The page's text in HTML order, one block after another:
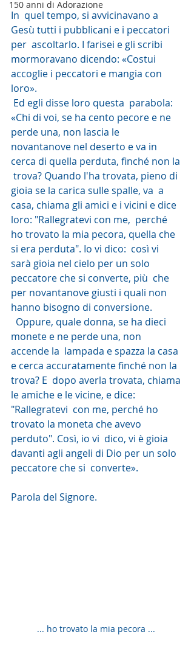
150 anni di Adorazione
In  quel tempo, si avvicinavano a
Gesù tutti i pubblicani e i peccatori
per  ascoltarlo. I farisei e gli scribi
mormoravano dicendo: «Costui
accoglie i peccatori e mangia con
loro».
«Chi di voi, se ha cento pecore e ne
perde una, non lascia le
novantanove nel deserto e va in
cerca di quella perduta, finché non la
trova? Quando l'ha trovata, pieno di
gioia se la carica sulle spalle, va  a
casa, chiama gli amici e i vicini e dice
loro: "Rallegratevi con me,  perché
ho trovato la mia pecora, quella che
si era perduta". Io vi dico:  così vi
sarà gioia nel cielo per un solo
peccatore che si converte, più  che
per novantanove giusti i quali non
hanno bisogno di conversione.
monete e ne perde una, non
accende la  lampada e spazza la casa
e cerca accuratamente finché non la
trova? E  dopo averla trovata, chiama
le amiche e le vicine, e dice:
"Rallegratevi  con me, perché ho
trovato la moneta che avevo
perduto". Così, io vi  dico, vi è gioia
davanti agli angeli di Dio per un solo
peccatore che si  converte».
Parola del Signore.
... ho trovato la mia pecora ...